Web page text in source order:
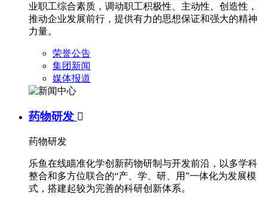
业职工综合素质，调动职工积极性、主动性、创造性，
推动企业发展前行，提供有力的思想保证和强大的精神
力量。
荣誉公告
集团新闻
媒体报道
药物研发 
药物研发
乐鱼在线瞄准化学创新药物研制与开发前沿，以多学科
整合和多方位联合的“产、学、研、用”一体化为发展模
式，搭建起较为完善的科研创新体系。